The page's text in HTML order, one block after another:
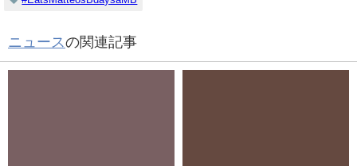
ニュースの関連記事